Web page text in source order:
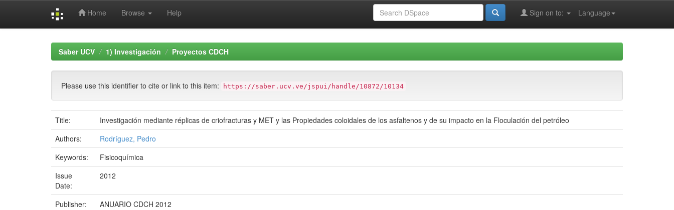
Home Browse Help Language
Sign on to:
Saber UCV 1) Investigación Proyectos CDCH
Please use this identifier to cite or link to this item: https://saber.ucv.ve/jspui/handle/10872/10134
Title:
Investigación mediante réplicas de criofracturas y MET y las Propiedades coloidales de los asfaltenos y de su impacto en la Floculación del petróleo
Authors:
Rodríguez, Pedro
Keywords:
Fisicoquímica
Issue
Date:
2012
Publisher:
ANUARIO CDCH 2012